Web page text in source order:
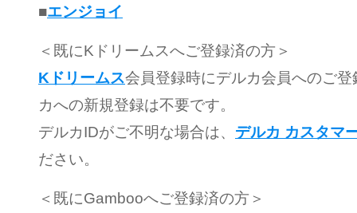
■エンジョイ
＜既にKドリームスへご登録済の方＞
Kドリームス会員登録時にデルカ会員へのご
カへの新規登録は不要です。
デルカIDがご不明な場合は、 デルカ カスタマ
ださい。
＜既にGambooへご登録済の方＞